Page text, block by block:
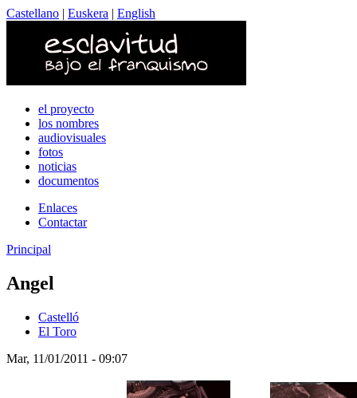
Castellano | Euskera | English
el proyecto
los nombres
audiovisuales
fotos
noticias
documentos
Enlaces
Contactar
Principal
Angel
Castelló
El Toro
Mar, 11/01/2011 - 09:07